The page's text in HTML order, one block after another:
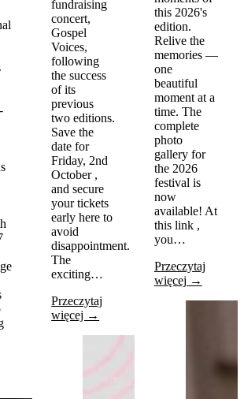
fundraising
concert,
Gospel
Voices,
following
the success
of its
previous
two editions.
Save the
date for
Friday, 2nd
October ,
and secure
your tickets
early here to
avoid
disappointment.
The
exciting…
Przeczytaj
więcej →
this 2026's
edition.
Relive the
memories —
one
beautiful
moment at a
time. The
complete
photo
gallery for
the 2026
festival is
now
available! At
this link ,
you…
Przeczytaj
więcej →